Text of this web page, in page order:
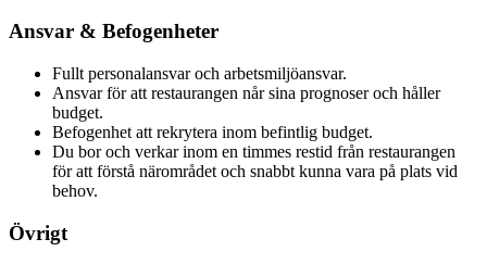
Ansvar & Befogenheter
Fullt personalansvar och arbetsmiljöansvar.
Ansvar för att restaurangen når sina prognoser och håller
budget.
Befogenhet att rekrytera inom befintlig budget.
Du bor och verkar inom en timmes restid från restaurangen
för att förstå närområdet och snabbt kunna vara på plats vid
behov.
Övrigt